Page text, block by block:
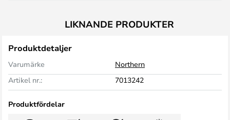
LIKNANDE PRODUKTER
Produktdetaljer
Varumärke
Northern
Artikel nr.:
7013242
Produktfördelar